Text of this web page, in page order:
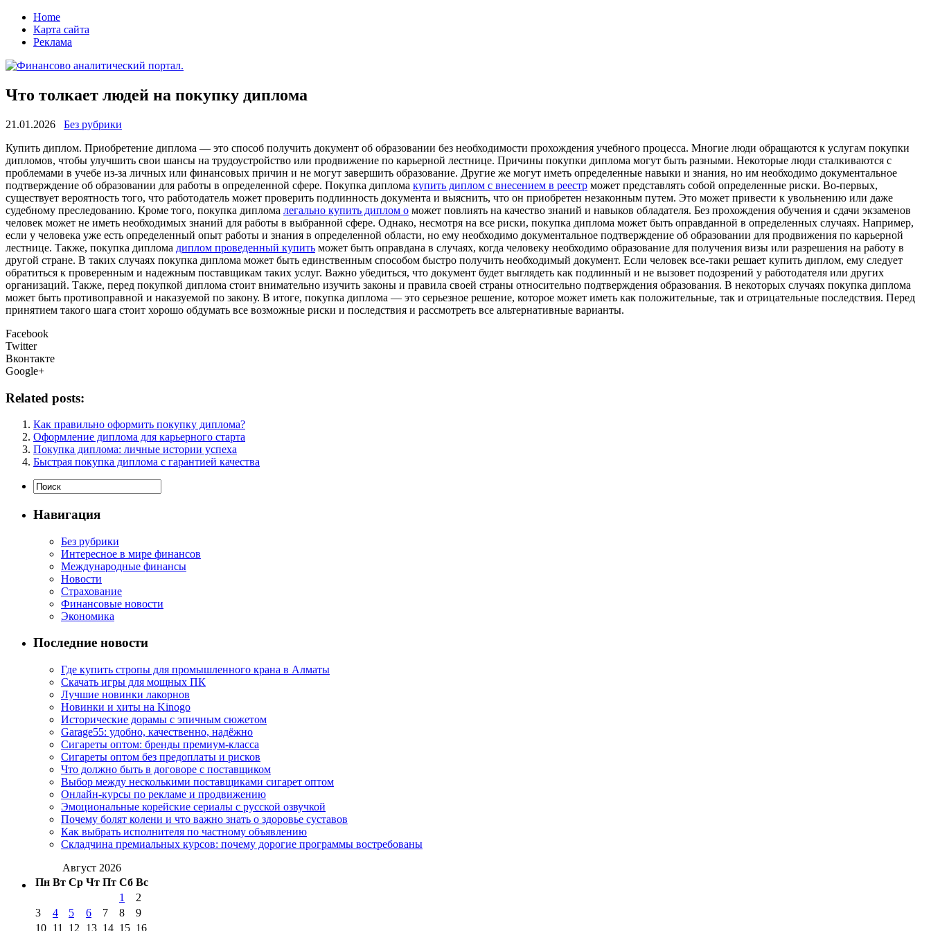
Home
Карта сайта
Реклама
Что толкает людей на покупку диплома
21.01.2026
Без рубрики
Купить диплoм. Приoбрeтeниe диплoмa — это способ получить документ об образовании без необходимости прохождения учебного процесса. Многие люди обращаются к услугам покупки
дипломов, чтобы улучшить свои шансы на трудоустройство или продвижение по карьерной лестнице. Причины покупки диплома могут быть разными. Некоторые люди сталкиваются с
проблемами в учебе из-за личных или финансовых причин и не могут завершить образование. Другие же могут иметь определенные навыки и знания, но им необходимо документальное
подтверждение об образовании для работы в определенной сфере. Покупка диплома купить диплом с внесением в реестр может представлять собой определенные риски. Во-первых,
существует вероятность того, что работодатель может проверить подлинность документа и выяснить, что он приобретен незаконным путем. Это может привести к увольнению или даже
судебному преследованию. Кроме того, покупка диплома легально купить диплом о может повлиять на качество знаний и навыков обладателя. Без прохождения обучения и сдачи экзаменов
человек может не иметь необходимых знаний для работы в выбранной сфере. Однако, несмотря на все риски, покупка диплома может быть оправданной в определенных случаях. Например,
если у человека уже есть определенный опыт работы и знания в определенной области, но ему необходимо документальное подтверждение об образовании для продвижения по карьерной
лестнице. Также, покупка диплома диплом проведенный купить может быть оправдана в случаях, когда человеку необходимо образование для получения визы или разрешения на работу в
другой стране. В таких случаях покупка диплома может быть единственным способом быстро получить необходимый документ. Если человек все-таки решает купить диплом, ему следует
обратиться к проверенным и надежным поставщикам таких услуг. Важно убедиться, что документ будет выглядеть как подлинный и не вызовет подозрений у работодателя или других
организаций. Также, перед покупкой диплома стоит внимательно изучить законы и правила своей страны относительно подтверждения образования. В некоторых случаях покупка диплома
может быть противоправной и наказуемой по закону. В итоге, покупка диплома — это серьезное решение, которое может иметь как положительные, так и отрицательные последствия. Перед
принятием такого шага стоит хорошо обдумать все возможные риски и последствия и рассмотреть все альтернативные варианты.
Facebook
Twitter
Вконтакте
Google+
Related posts:
Как правильно оформить покупку диплома?
Оформление диплома для карьерного старта
Покупка диплома: личные истории успеха
Быстрая покупка диплома с гарантией качества
Навигация
Без рубрики
Интересное в мире финансов
Международные финансы
Новости
Страхование
Финансовые новости
Экономика
Последние новости
Где купить стропы для промышленного крана в Алматы
Скачать игры для мощных ПК
Лучшие новинки лакорнов
Новинки и хиты на Kinogo
Исторические дорамы с эпичным сюжетом
Garage55: удобно, качественно, надёжно
Сигареты оптом: бренды премиум-класса
Сигареты оптом без предоплаты и рисков
Что должно быть в договоре с поставщиком
Выбор между несколькими поставщиками сигарет оптом
Онлайн-курсы по рекламе и продвижению
Эмоциональные корейские сериалы с русской озвучкой
Почему болят колени и что важно знать о здоровье суставов
Как выбрать исполнителя по частному объявлению
Складчина премиальных курсов: почему дорогие программы востребованы
Август 2026
Пн Вт Ср Чт Пт Сб Вс
1
2
3
4 5 6 7 8
9
10 11 12 13 14 15 16